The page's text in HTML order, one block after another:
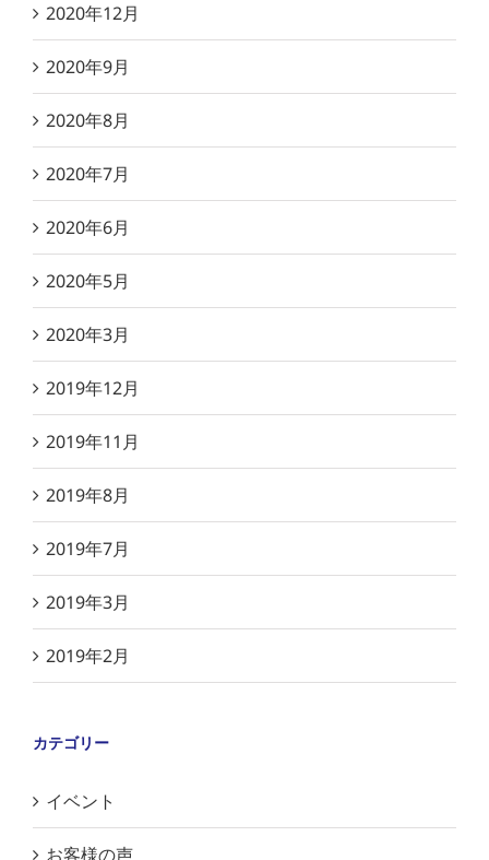
2020年12月
2020年9月
2020年8月
2020年7月
2020年6月
2020年5月
2020年3月
2019年12月
2019年11月
2019年8月
2019年7月
2019年3月
2019年2月
カテゴリー
イベント
お客様の声